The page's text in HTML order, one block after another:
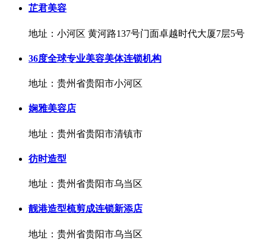
芷君美容
地址：小河区 黄河路137号门面卓越时代大厦7层5号
36度全球专业美容美体连锁机构
地址：贵州省贵阳市小河区
娴雅美容店
地址：贵州省贵阳市清镇市
彷时造型
地址：贵州省贵阳市乌当区
靓港造型梳剪成连锁新添店
地址：贵州省贵阳市乌当区